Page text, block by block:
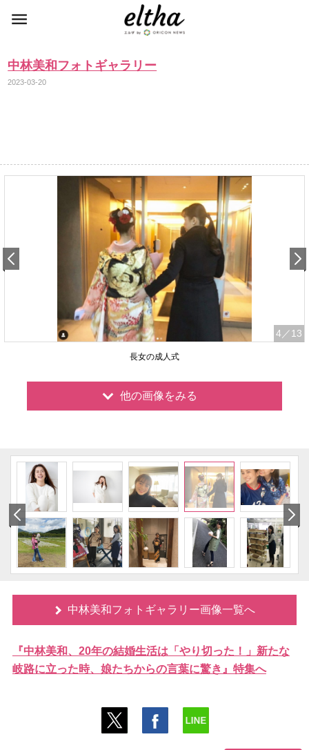
中林美和フォトギャラリー
2023-03-20
4 ／13
長女の成人式
他の画像をみる
中林美和フォトギャラリー画像一覧へ
『中林美和、20年の結婚生活は「やり切った！」新たな
岐路に立った時、娘たちからの言葉に驚き』特集へ